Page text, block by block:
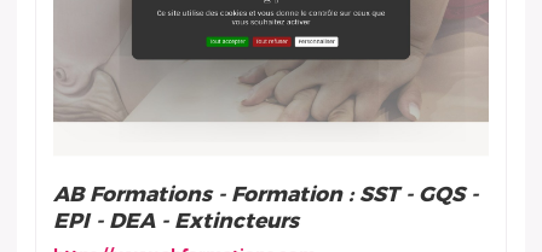
AB Formations - Formation : SST - GQS -
EPI - DEA - Extincteurs